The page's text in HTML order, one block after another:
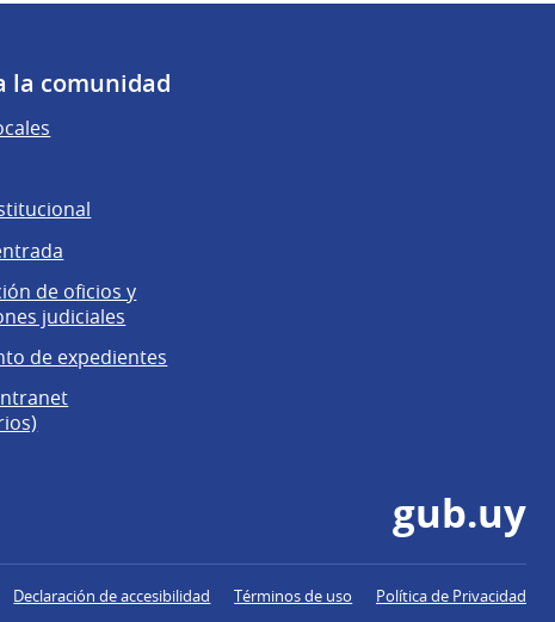
la comunidad
de oficios y
judiciales
de expedientes
gub.uy
Declaración de accesibilidad Términos de uso Política de Privacidad